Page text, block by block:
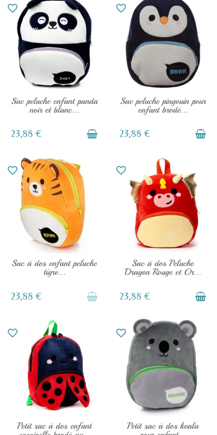
EN STOCK
favorite_border
Sac peluche enfant panda
noir et blanc...
23,88 €
EN STOCK
favorite_border
Sac peluche pingouin pour
enfant brodé...
23,88 €
EN STOCK
favorite_border
Sac à dos enfant peluche
tigre...
23,88 €
EN STOCK
favorite_border
Sac à dos Peluche
Dragon Rouge et Or...
23,88 €
EN STOCK
favorite_border
Petit sac à dos enfant EN STOCK
favorite_border
Petit sac à dos koala